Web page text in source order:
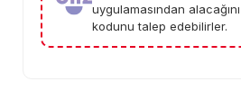
uygulamasından
kodunu talep edebilirler.